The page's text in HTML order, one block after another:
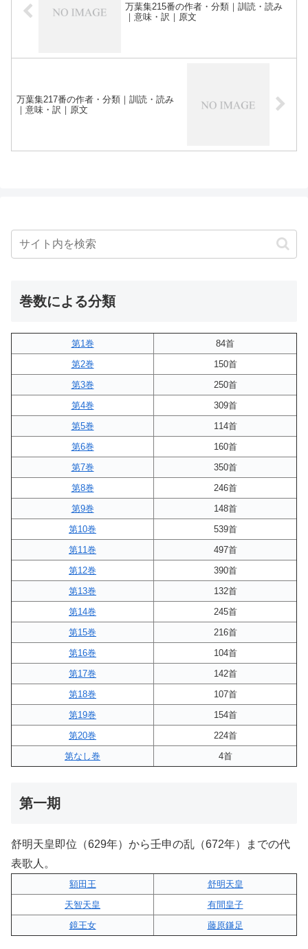
万葉集215番の作者・分類｜訓読・読み
｜意味・訳｜原文
万葉集217番の作者・分類｜訓読・読み
｜意味・訳｜原文
巻数による分類
第1巻
84首
第2巻
150首
第3巻
250首
第4巻
309首
第5巻
114首
第6巻
160首
第7巻
350首
第8巻
246首
第9巻
148首
第10巻
539首
第11巻
497首
第12巻
390首
第13巻
132首
第14巻
245首
第15巻
216首
第16巻
104首
第17巻
142首
第18巻
107首
第19巻
154首
第20巻
224首
第なし巻
4首
第一期
舒明天皇即位（629年）から壬申の乱（672年）までの代
表歌人。
額田王
舒明天皇
天智天皇
有間皇子
鏡王女
藤原鎌足